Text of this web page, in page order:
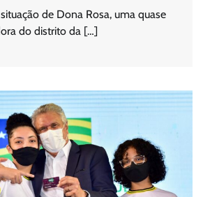
de Dona Rosa, uma quase
do distrito da […]